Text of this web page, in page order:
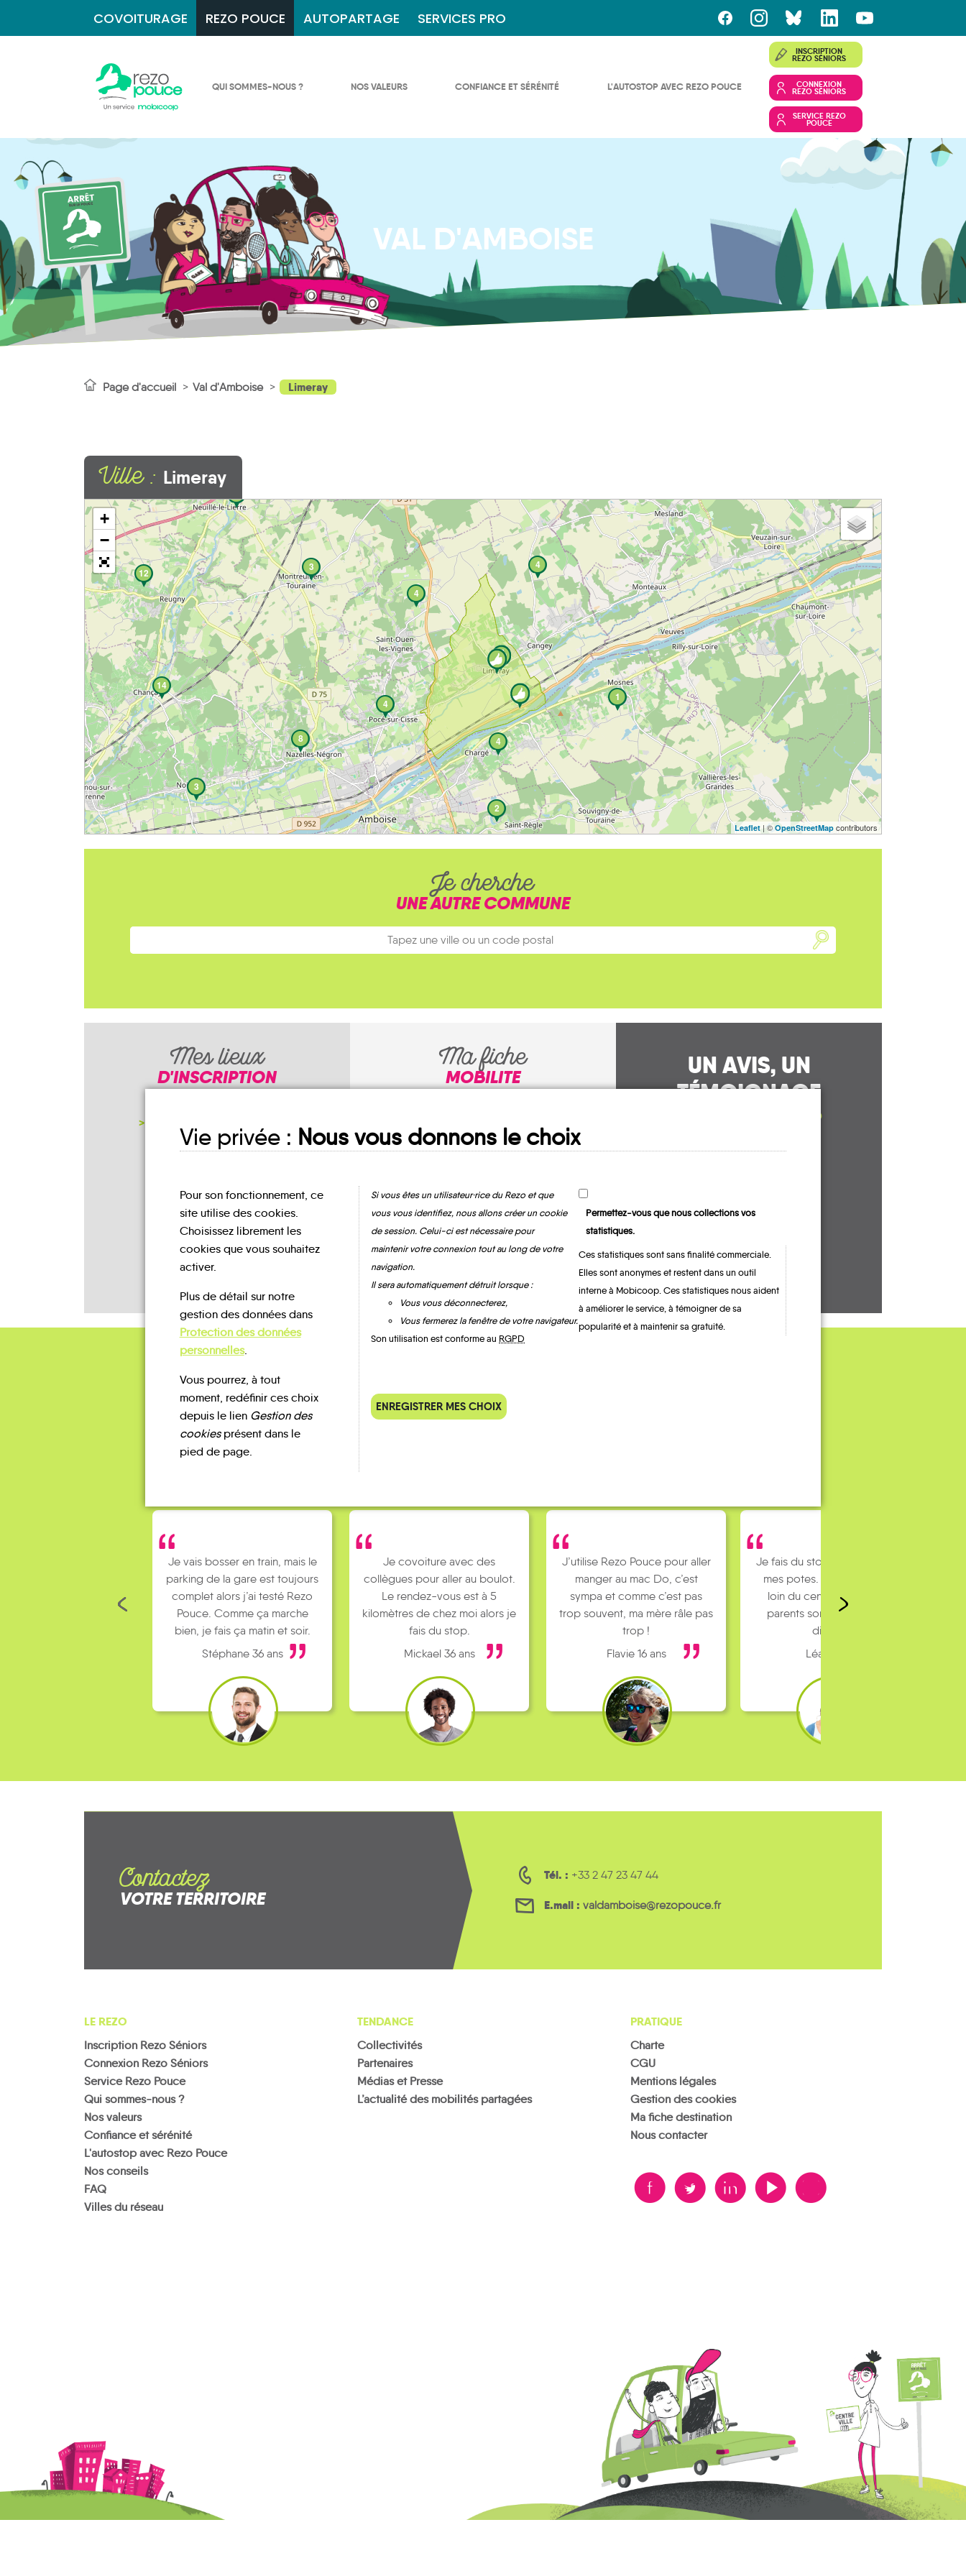
COVOITURAGE REZO POUCE AUTOPARTAGE SERVICES PRO
QUI SOMMES-NOUS ? NOS VALEURS CONFIANCE ET SÉRÉNITÉ L'AUTOSTOP AVEC REZO POUCE
INSCRIPTION
REZO SÉNIORS
CONNEXION
REZO SÉNIORS
SERVICE REZO
POUCE
VAL D'AMBOISE
Page d'accueil Val d'Amboise Limeray
Ville : Limeray
4
14
4
3
1
8
3
4
12
4
2
+
−
Leaflet | © OpenStreetMap contributors
Je cherche
UNE AUTRE COMMUNE
Mes lieux
D'INSCRIPTION Ma fiche
MOBILITE
Limeray
UN AVIS, UN
TÉMOIGNAGE
À PARTAGER ?
QUELQUES
Témoignages
Je vais bosser en train, mais le
parking de la gare est toujours
complet alors j’ai testé Rezo
Pouce. Comme ça marche
bien, je fais ça matin et soir.
Stéphane 36 ans
Je covoiture avec des
collègues pour aller au boulot.
Le rendez-vous est à 5
kilomètres de chez moi alors je
fais du stop.
Mickael 36 ans
J’utilise Rezo Pouce pour aller
manger au mac Do, c’est
sympa et comme c’est pas
trop souvent, ma mère râle pas
trop !
Flavie 16 ans
Je fais du stop pour rejoindre
mes potes. J’habite un peu
loin du centre ville et mes
parents sont pas toujours
dispo…
Léa 16 ans
Contactez
VOTRE TERRITOIRE
Tél. : +33 2 47 23 47 44
E.mail : valdamboise@rezopouce.fr
LE REZO
Inscription Rezo Séniors
Connexion Rezo Séniors
Service Rezo Pouce
Qui sommes-nous ?
Nos valeurs
Confiance et sérénité
L'autostop avec Rezo Pouce
Nos conseils
FAQ
Villes du réseau
TENDANCE
Collectivités
Partenaires
Médias et Presse
L’actualité des mobilités partagées
PRATIQUE
Charte
CGU
Mentions légales
Gestion des cookies
Vie privée : Nous vous donnons le choix
Pour son fonctionnement, ce
site utilise des cookies.
Choisissez librement les
cookies que vous souhaitez
activer.
Plus de détail sur notre
gestion des données dans
Protection des données
personnelles.
Vous pourrez, à tout
moment, redéfinir ces choix
depuis le lien Gestion des
cookiesprésent dans le
pied de page.
Si vous êtes un utilisateur·rice du Rezo et que
vous vous identifiez, nous allons créer un cookie
de session. Celui-ci est nécessaire pour
maintenir votre connexion tout au long de votre
navigation.
Il sera automatiquement détruit lorsque :
Vous vous déconnecterez,
Vous fermerez la fenêtre de votre navigateur.
Son utilisation est conforme au RGPD
Permettez-vous que nous collections vos
statistiques.
Ces statistiques sont sans finalité commerciale.
Elles sont anonymes et restent dans un outil
interne à Mobicoop. Ces statistiques nous aident
à améliorer le service, à témoigner de sa
popularité et à maintenir sa gratuité.
ENREGISTRER MES CHOIX
Ma fiche destination
Nous contacter
B A D F V